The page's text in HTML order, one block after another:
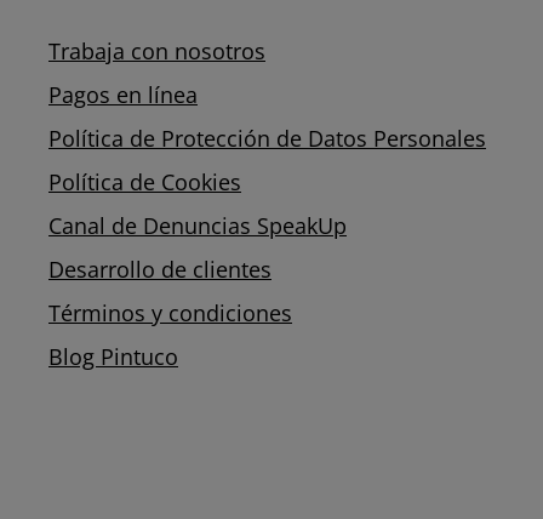
Trabaja con nosotros
Pagos en línea
Política de Protección de Datos Personales
Política de Cookies
Canal de Denuncias SpeakUp
Desarrollo de clientes
Términos y condiciones
Blog Pintuco